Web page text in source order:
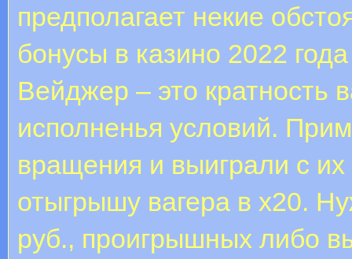
предполагает некие
бонусы в казино 2022
Вейджер – это кратность
исполненья условий.
вращения и выиграли с
отыгрышу вагера в х20.
руб., проигрышных либо